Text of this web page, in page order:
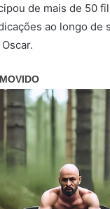
de mais de 50
ao longo de